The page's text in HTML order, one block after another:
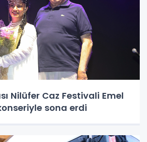
Nilüfer Caz Festivali Emel
sona erdi